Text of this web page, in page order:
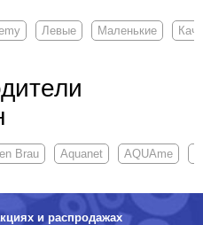
Левые Маленькие
Brau Aquanet AQUAme
и распродажах